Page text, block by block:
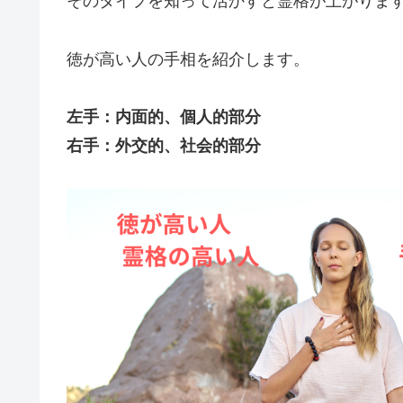
徳が高い人の手相を紹介します。
左手：内面的、個人的部分
右手：外交的、社会的部分